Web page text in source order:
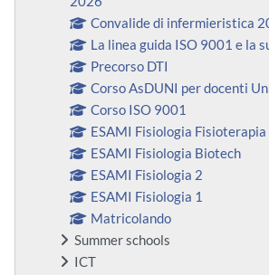
Convalide di infermieristica
La linea guida ISO 9001 e la
Precorso DTI
Corso AsDUNI per docenti
Corso ISO 9001
ESAMI Fisiologia Fisioterapia
ESAMI Fisiologia Biotech
ESAMI Fisiologia 2
ESAMI Fisiologia 1
Matricolando
Summer schools
ICT